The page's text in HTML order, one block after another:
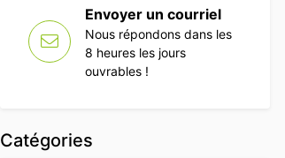
Envoyer un courriel
Nous répondons dans les
8 heures les jours
ouvrables !
Catégories